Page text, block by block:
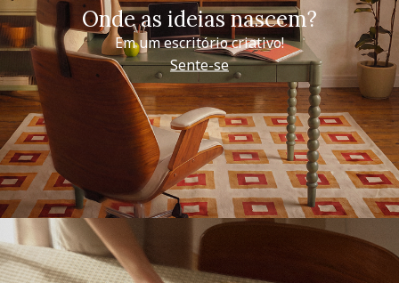
Onde as ideias nascem?
Em um escritório criativo!
Sente-se